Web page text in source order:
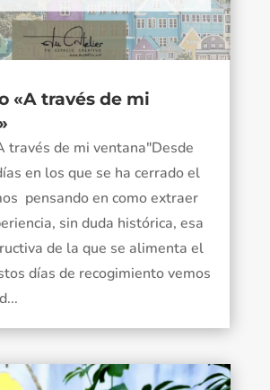
«A través de mi
través de mi ventana"Desde
en los que se ha cerrado el
pensando en como extraer
sin duda histórica, esa
de la que se alimenta el
días de recogimiento vemos